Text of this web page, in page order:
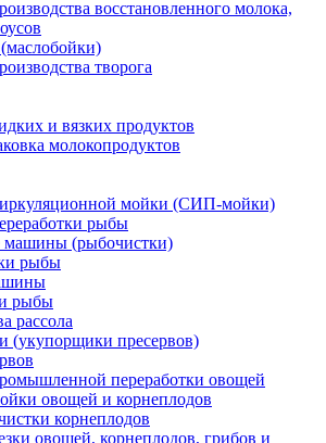
восстановленного молока,
творога
и вязких продуктов
молокопродуктов
мойки (СИП-мойки)
рыбы
машины (рыбочистки)
рыбы
рыбы
рассола
(укупорщики пресервов)
переработки овощей
овощей и корнеплодов
корнеплодов
овощей, корнеплодов, грибов и